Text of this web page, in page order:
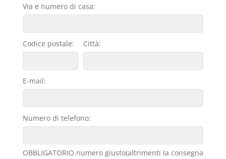
Via e numero di casa:
Codice postale: Città:
E-mail:
Numero di telefono:
OBBLIGATORIO numero giusto(altrimenti la consegna